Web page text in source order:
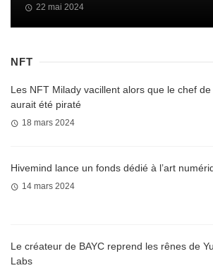
22 mai 2024
NFT
Les NFT Milady vacillent alors que le chef de
aurait été piraté
18 mars 2024
Hivemind lance un fonds dédié à l’art
14 mars 2024
Le créateur de BAYC reprend les rênes de
Labs